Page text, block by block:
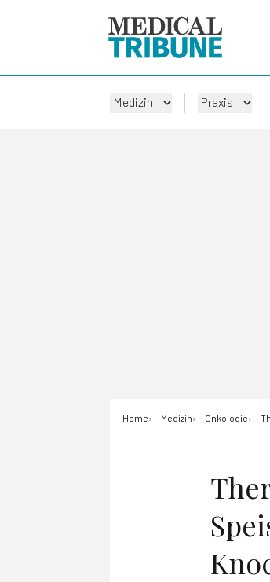
Medizin Praxis
Home Medizin Onkologie